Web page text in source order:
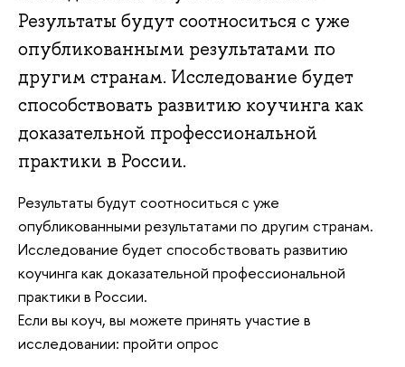
Результаты будут соотноситься с уже
опубликованными результатами по
другим странам. Исследование будет
способствовать развитию коучинга как
доказательной профессиональной
практики в России.
Результаты будут соотноситься с уже
опубликованными результатами по другим странам.
Исследование будет способствовать развитию
коучинга как доказательной профессиональной
практики в России.
Если вы коуч, вы можете принять участие в
исследовании: пройти опрос